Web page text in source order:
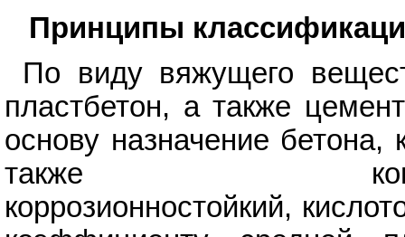
Принципы
По виду вяжущего
пластбетон, а также
основу назначение
также
коррозионностойкий,